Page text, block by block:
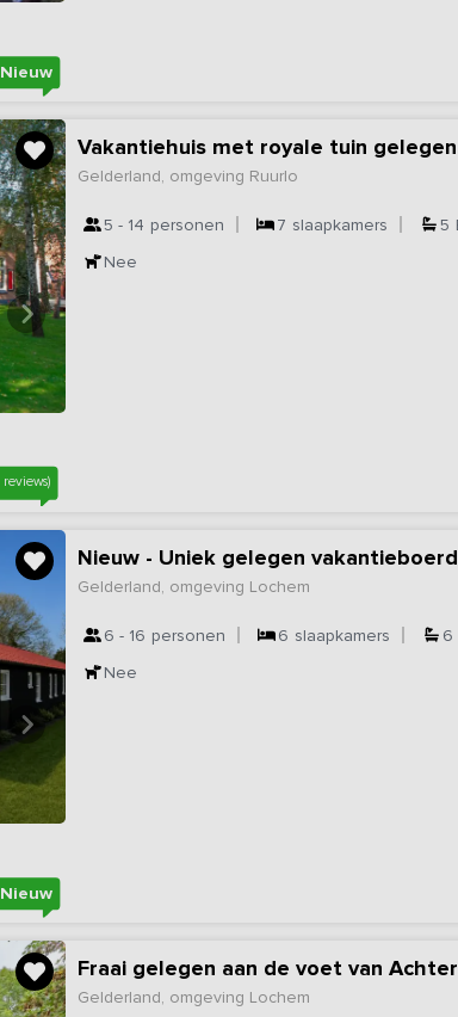
Nieuw
reviews)
Vakantiehuis met royale tuin
Gelderland, omgeving Ruurlo
5 - 14 personen 7 slaapkamers 5
Nee
Nieuw
Nieuw - Uniek gelegen
Gelderland, omgeving Lochem
6 - 16 personen 6 slaapkamers 6
Nee
Fraai gelegen aan de voet van
Gelderland, omgeving Lochem